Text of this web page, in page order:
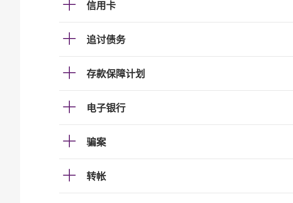
信用卡
追讨债务
存款保障计划
电子银行
骗案
转帐